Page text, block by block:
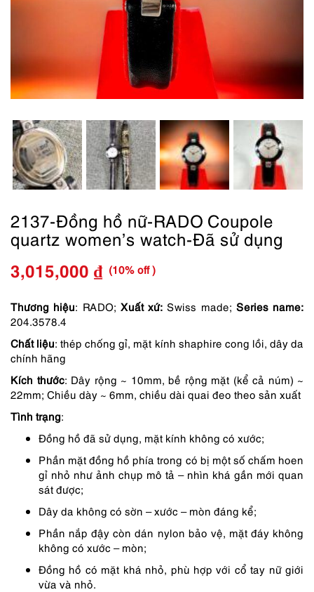
2137-Đồng hồ nữ-RADO Coupole
quartz women’s watch-Đã sử dụng
Giá
gốc
3,350,000 ₫.
3,015,000 ₫
Giá
hiện
là:
3,015,000 ₫.
(10% off )
Thương hiệu: RADO; Xuất xứ: Swiss made; Series name:
204.3578.4
Chất liệu: thép chống gỉ, mặt kính shaphire cong lồi, dây da
chính hãng
Kích thước: Dây rộng ~ 10mm, bề rộng mặt (kể cả núm) ~
22mm; Chiều dày ~ 6mm, chiều dài quai đeo theo sản xuất
Tình trạng:
Đồng hồ đã sử dụng, mặt kính không có xước;
Phần mặt đồng hồ phía trong có bị một số chấm hoen
gỉ nhỏ như ảnh chụp mô tả – nhìn khá gần mới quan
sát được;
Dây da không có sờn – xước – mòn đáng kể;
Phần nắp đậy còn dán nylon bảo vệ, mặt đáy không
không có xước – mòn;
Đồng hồ có mặt khá nhỏ, phù hợp với cổ tay nữ giới
vừa và nhỏ.